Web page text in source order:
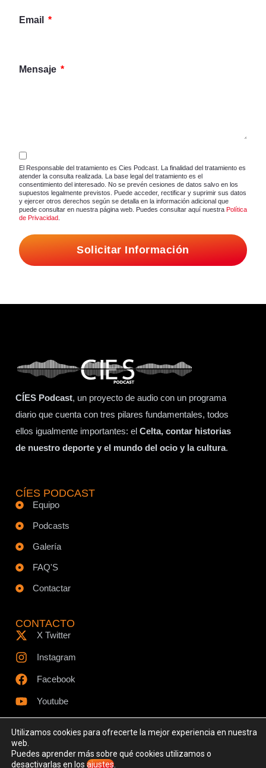
Email
Mensaje
El Responsable del tratamiento es Cies Podcast. La finalidad del tratamiento es
atender la consulta realizada. La base legal del tratamiento es el
consentimiento del interesado. No se prevén cesiones de datos salvo en los
supuestos legalmente previstos. Puede acceder, rectificar y suprimir sus datos
y ejercer otros derechos según se detalla en la información adicional que
puede consultar en nuestra página web. Puedes consultar aquí nuestra Política
de Privacidad
Solicitar Información
CÍES Podcast, un proyecto de audio con un programa
diario que cuenta con tres pilares fundamentales, todos
ellos igualmente importantes: el Celta, contar historias
de nuestro deporte y el mundo del ocio y la cultura.
CÍES PODCAST
Equipo
Podcasts
Galería
FAQ'S
Contactar
CONTACTO
X Twitter
Instagram
Facebook
Youtube
© Todos los derechos reservados - www.ciespodcast.es
Utilizamos cookies para ofrecerte la mejor experiencia en nuestra
web.
Puedes aprender más sobre qué cookies utilizamos o
desactivarlas en los ajustes